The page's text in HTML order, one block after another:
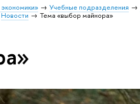
Учебные подразделения
Новости Тема «выбор майнора»